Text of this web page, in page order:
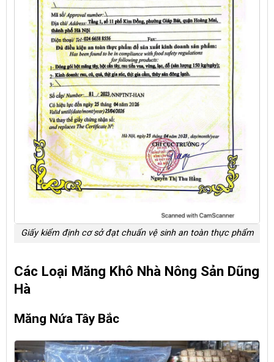
Giấy kiểm định cơ sở đạt chuẩn vệ sinh an toàn thực phẩm
Các Loại Măng Khô Nhà Nông Sản Dũng
Hà
Măng Nứa Tây Bắc